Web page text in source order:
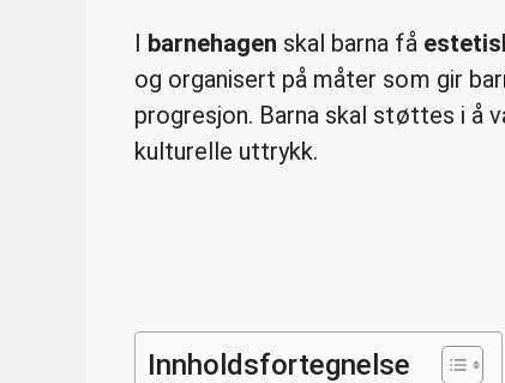
I barnehagen skal barna få
og organisert på måter som gir
progresjon. Barna skal støttes i å
kulturelle uttrykk.
Innholdsfortegnelse